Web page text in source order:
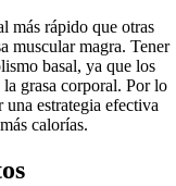
más rápido que otras
muscular magra. Tener
basal, ya que los
grasa corporal. Por lo
estrategia efectiva
calorías.